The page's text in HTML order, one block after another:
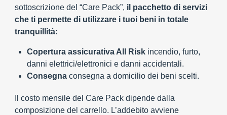
sottoscrizione del “Care Pack”, il pacchetto di servizi
che ti permette di utilizzare i tuoi beni in totale
tranquillità:
Copertura assicurativa All Risk incendio, furto,
danni elettrici/elettronici e danni accidentali.
Consegna consegna a domicilio dei beni scelti.
Il costo mensile del Care Pack dipende dalla
composizione del carrello. L’addebito avviene